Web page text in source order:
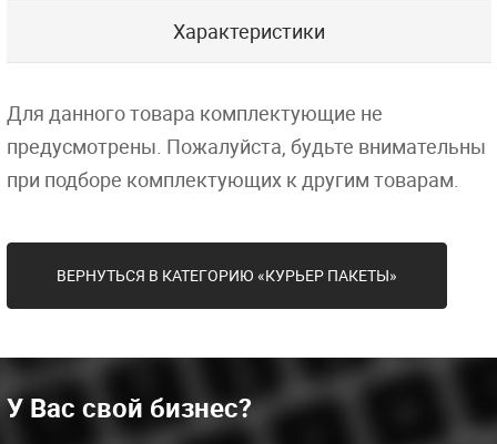
Характеристики
Для данного товара комплектующие не
предусмотрены. Пожалуйста, будьте внимательны
при подборе комплектующих к другим товарам.
ВЕРНУТЬСЯ В КАТЕГОРИЮ «КУРЬЕР ПАКЕТЫ»
У Вас свой бизнес?